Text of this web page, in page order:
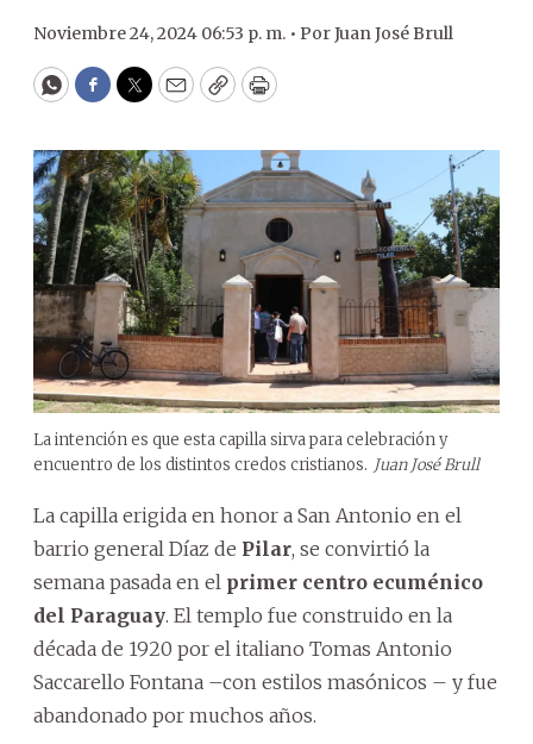
Noviembre 24, 2024 06:53 p. m. • PorJuan José Brull
WhatsApp
Facebook
Twitter
EmailCopyPrint
La intención es que esta capilla sirva para celebración y
encuentro de los distintos credos cristianos. Juan José Brull
La capilla erigida en honor a San Antonio en el
barrio general Díaz de Pilar, se convirtió la
semana pasada en el primer centro ecuménico
del Paraguay. El templo fue construido en la
década de 1920 por el italiano Tomas Antonio
Saccarello Fontana –con estilos masónicos – y fue
abandonado por muchos años.